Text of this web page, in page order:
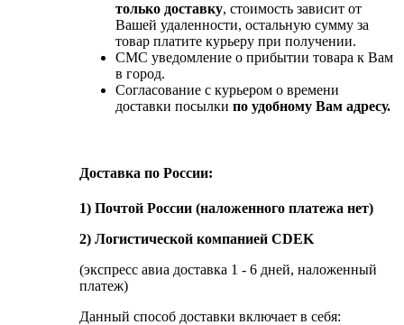
только доставку, стоимость зависит от
Вашей удаленности, остальную сумму за
товар платите курьеру при получении.
СМС уведомление о прибытии товара к Вам
в город.
Согласование с курьером о времени
доставки посылки по удобному Вам адресу.
Доставка по России:
1) Почтой России (наложенного платежа нет)
2) Логистической компанией CDEK
(экспресс авиа доставка 1 - 6 дней, наложенный
платеж)
Данный способ доставки включает в себя: